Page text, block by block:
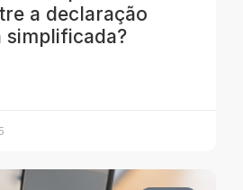
a declaração
simplificada?